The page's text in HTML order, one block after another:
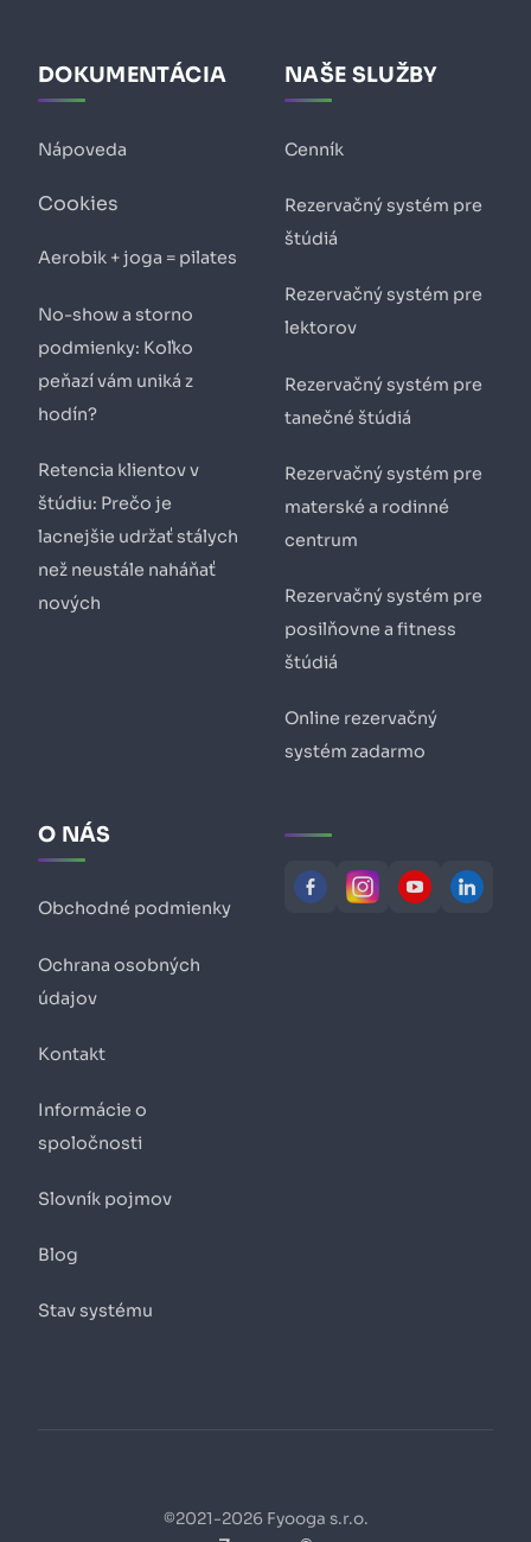
DOKUMENTÁCIA
Nápoveda
Cookies
Aerobik + joga = pilates
No-show a storno
podmienky: Koľko
peňazí vám uniká z
hodín?
Retencia klientov v
štúdiu: Prečo je
lacnejšie udržať stálych
než neustále naháňať
nových
NAŠE SLUŽBY
Cenník
Rezervačný systém pre
štúdiá
Rezervačný systém pre
lektorov
Rezervačný systém pre
tanečné štúdiá
Rezervačný systém pre
materské a rodinné
centrum
Rezervačný systém pre
posilňovne a fitness
štúdiá
Online rezervačný
systém zadarmo
O NÁS
Obchodné podmienky
Ochrana osobných
údajov
Kontakt
Informácie o
spoločnosti
Slovník pojmov
Blog
Stav systému
©2021-2026 Fyooga s.r.o.